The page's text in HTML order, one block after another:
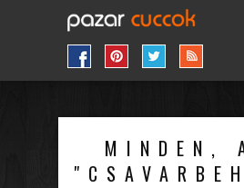
MINDEN,